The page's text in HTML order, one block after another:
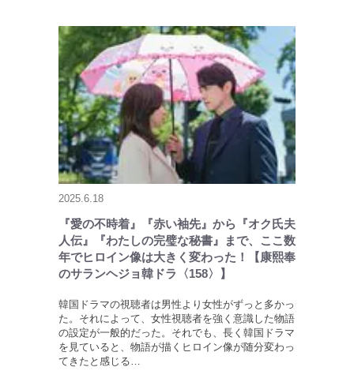
2025.6.18
『愛の不時着』『赤い袖先』から『オク氏夫
人伝』『わたしの完璧な秘書』まで、ここ数
年でヒロイン像は大きく変わった！【康熙奉
のサランヘジョ韓ドラ〈158〉】
韓国ドラマの視聴者は男性より女性がずっと多かっ
た。それによって、女性視聴者を強く意識した物語
の設定が一般的だった。それでも、長く韓国ドラマ
を見ていると、物語が描くヒロイン像が随分変わっ
てきたと感じる…